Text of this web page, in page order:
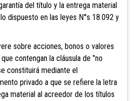
del título y la entrega material
dispuesto en las leyes N°s 18.092 y
sobre acciones, bonos o valores
contengan la cláusula de "no
constituirá mediante el
privado a que se refiere la letra
material al acreedor de los títulos